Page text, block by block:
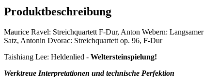
Produktbeschreibung
Maurice Ravel: Streichquartett F-Dur, Anton Webern: Langsamer
Satz, Antonin Dvorac: Streichquartett op. 96, F-Dur
Taishiang Lee: Heldenlied - Weltersteinspielung!
Werktreue Interpretationen und technische Perfektion